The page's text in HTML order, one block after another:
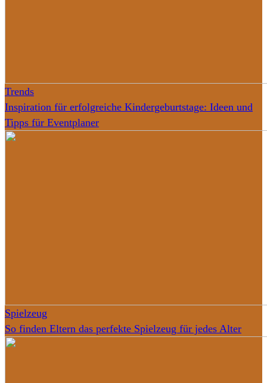
Trends
Inspiration für erfolgreiche Kindergeburtstage: Ideen und
Tipps für Eventplaner
Spielzeug
So finden Eltern das perfekte Spielzeug für jedes Alter